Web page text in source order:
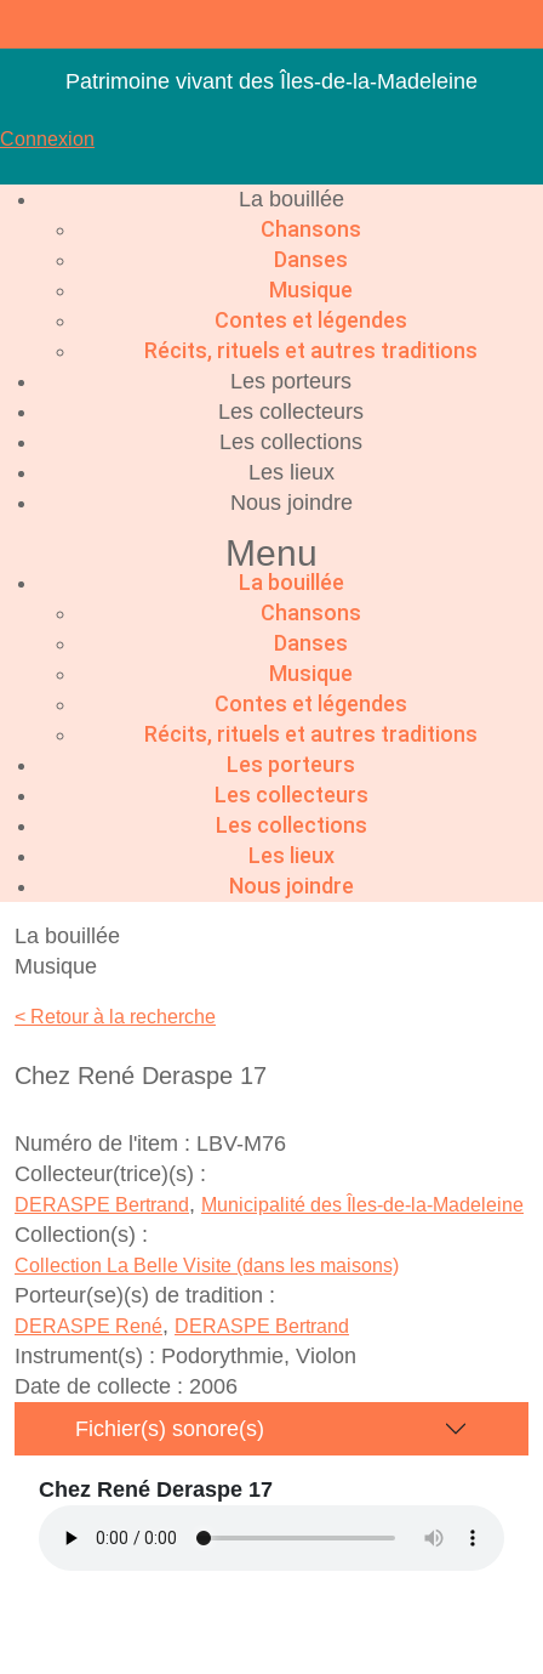
contenu
Patrimoine vivant des Îles-de-la-Madeleine
Connexion
La bouillée
Chansons
Danses
Musique
Contes et légendes
Récits, rituels et autres traditions
Les porteurs
Les collecteurs
Les collections
Les lieux
Nous joindre
Menu
La bouillée
Chansons
Danses
Musique
Contes et légendes
Récits, rituels et autres traditions
Les porteurs
Les collecteurs
Les collections
Les lieux
Nous joindre
La bouillée
Musique
< Retour à la recherche
Chez René Deraspe 17
Numéro de l'item : LBV-M76
Collecteur(trice)(s) :
DERASPE Bertrand, Municipalité des Îles-de-la-Madeleine
Collection(s) :
Collection La Belle Visite (dans les maisons)
Porteur(se)(s) de tradition :
DERASPE René, DERASPE Bertrand
Instrument(s) : Podorythmie, Violon
Date de collecte : 2006
Fichier(s) sonore(s)
Chez René Deraspe 17